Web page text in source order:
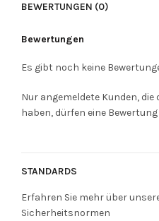
BEWERTUNGEN (0)
Bewertungen
Es gibt noch keine
Nur angemeldete Kunden,
haben, dürfen eine
STANDARDS
Erfahren Sie mehr über
Sicherheitsnormen